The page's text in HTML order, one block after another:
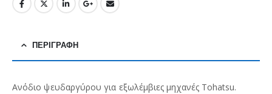
ΠΕΡΙΓΡΑΦΉ
Ανόδιο ψευδαργύρου για εξωλέμβιες μηχανές Tohatsu.